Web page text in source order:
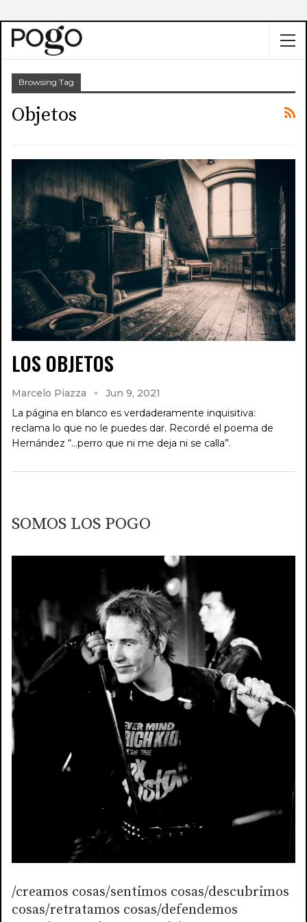
Browsing Tag
Objetos
LOS OBJETOS
Marcelo Piazza
Jun 9, 2021
La página en blanco es verdaderamente inquisitiva:
reclama lo que no le puedes dar. Recordé el poema de
Hernández “…perro que ni me deja ni se calla”.
SOMOS LOS POGO
/creamos cosas/sentimos cosas/descubrimos
cosas/retratamos cosas/defendemos